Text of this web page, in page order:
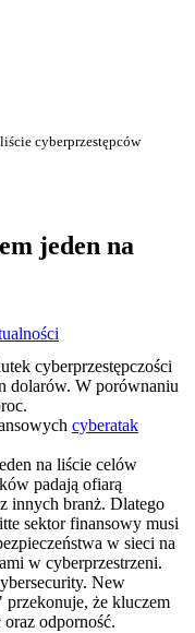
cyberprzestępców
jeden na
cyberprzestępczości
dolarów. W porównaniu
cyberatak
na liście celów
padają ofiarą
innych branż. Dlatego
sektor finansowy musi
w sieci na
w cyberprzestrzeni.
New
przekonuje, że kluczem
odporność.